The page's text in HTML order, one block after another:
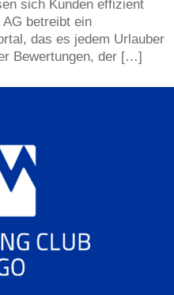
sich Kunden effizient
betreibt ein
das es jedem Urlauber
Bewertungen, der […]